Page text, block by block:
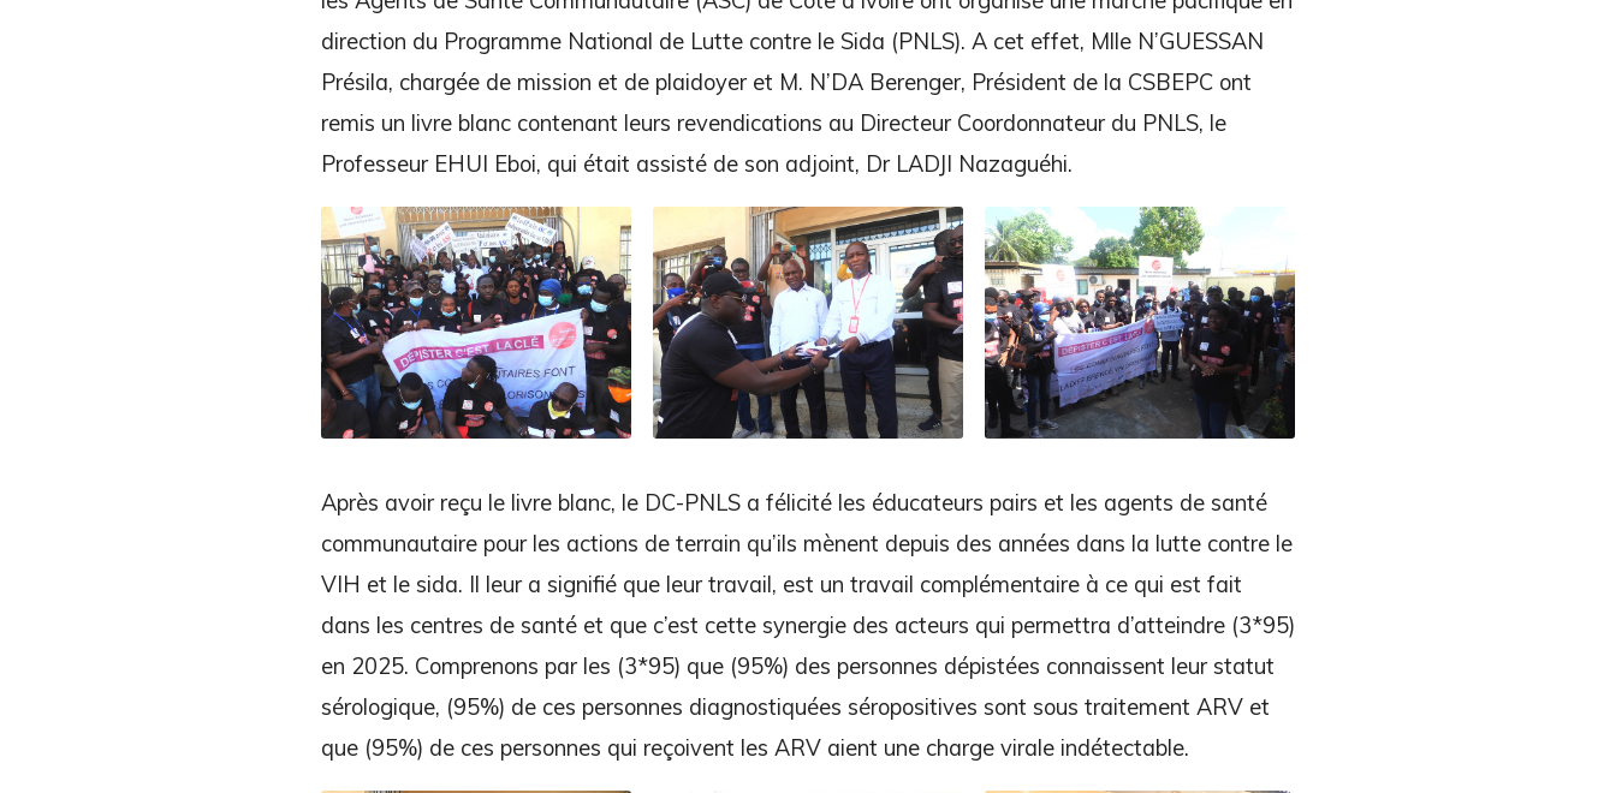
direction du Programme National de Lutte contre le Sida (PNLS). A cet effet, Mlle N’GUESSAN
Présila, chargée de mission et de plaidoyer et M. N’DA Berenger, Président de la CSBEPC ont
remis un livre blanc contenant leurs revendications au Directeur Coordonnateur du PNLS, le
Professeur EHUI Eboi, qui était assisté de son adjoint, Dr LADJI Nazaguéhi.
Après avoir reçu le livre blanc, le DC-PNLS a félicité les éducateurs pairs et les agents de santé
communautaire pour les actions de terrain qu’ils mènent depuis des années dans la lutte contre le
VIH et le sida. Il leur a signifié que leur travail, est un travail complémentaire à ce qui est fait
dans les centres de santé et que c’est cette synergie des acteurs qui permettra d’atteindre (3*95)
en 2025. Comprenons par les (3*95) que (95%) des personnes dépistées connaissent leur statut
sérologique, (95%) de ces personnes diagnostiquées séropositives sont sous traitement ARV et
que (95%) de ces personnes qui reçoivent les ARV aient une charge virale indétectable.